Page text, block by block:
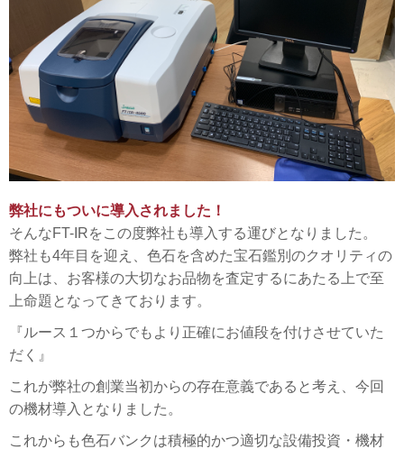
弊社にもついに導入されました！
そんなFT-IRをこの度弊社も導入する運びとなりました。
弊社も4年目を迎え、色石を含めた宝石鑑別のクオリティの
向上は、お客様の大切なお品物を査定するにあたる上で至
上命題となってきております。
『ルース１つからでもより正確にお値段を付けさせていた
だく』
これが弊社の創業当初からの存在意義であると考え、今回
の機材導入となりました。
これからも色石バンクは積極的かつ適切な設備投資・機材